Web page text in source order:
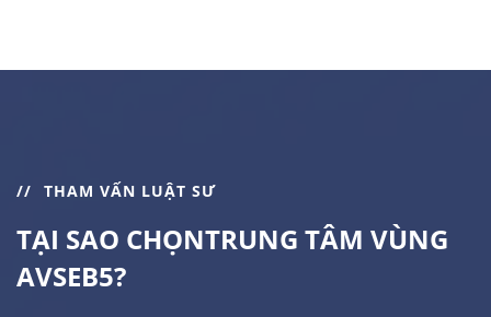
THAM VẤN LUẬT SƯ
TẠI SAO CHỌNTRUNG TÂM VÙNG
AVSEB5?